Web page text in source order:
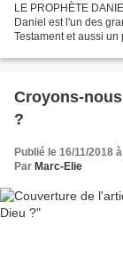
LE PROPHÈTE
Daniel est l'un des
Testament et aussi
Croyons-
?
Publié le 16/11/2018
Par Marc-Elie